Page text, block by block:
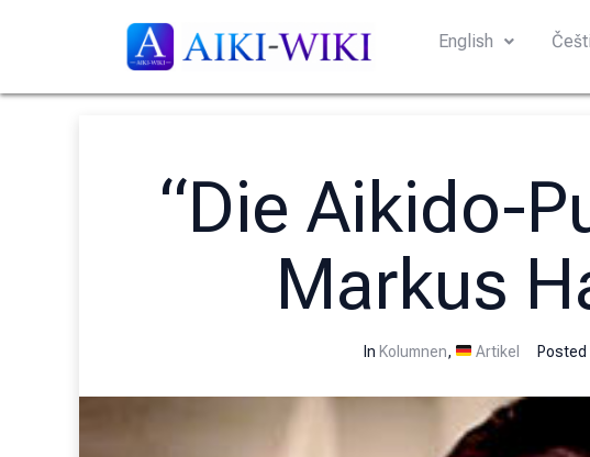
English
“Die Aikido-
Markus
In Kolumnen, Artikel Posted